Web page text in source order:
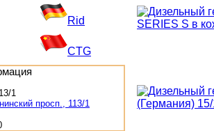
Rid
CTG
1